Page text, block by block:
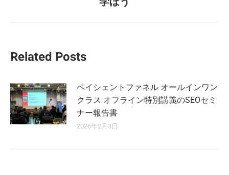
post:
Related Posts
ペイシェントファネル オールインワン
クラス オフライン特別講義のSEOセミ
ナー報告書
2026年2月3日